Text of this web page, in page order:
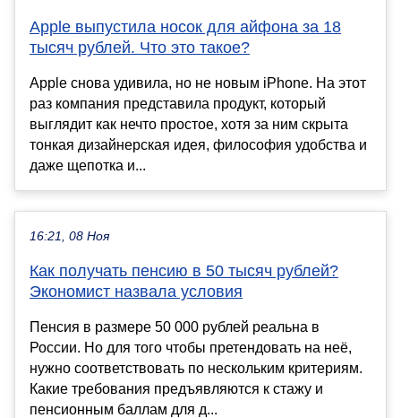
Apple выпустила носок для айфона за 18
тысяч рублей. Что это такое?
Apple снова удивила, но не новым iPhone. На этот
раз компания представила продукт, который
выглядит как нечто простое, хотя за ним скрыта
тонкая дизайнерская идея, философия удобства и
даже щепотка и...
16:21, 08 Ноя
Как получать пенсию в 50 тысяч рублей?
Экономист назвала условия
Пенсия в размере 50 000 рублей реальна в
России. Но для того чтобы претендовать на неё,
нужно соответствовать по нескольким критериям.
Какие требования предъявляются к стажу и
пенсионным баллам для д...